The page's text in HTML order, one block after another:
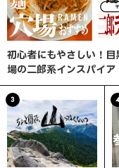
初心者にもやさしい！目
場の二郎系インスパイア
眼」へ行ってみた
3 4